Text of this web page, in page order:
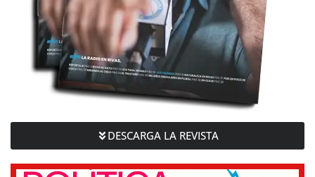
DESCARGA LA REVISTA